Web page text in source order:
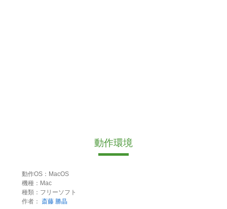
動作環境
動作OS：MacOS
機種：Mac
種類：フリーソフト
作者： 斎藤 勝晶